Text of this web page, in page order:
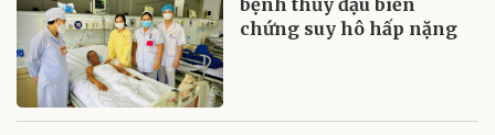
bệnh thủy đậu biến
chứng suy hô hấp nặng